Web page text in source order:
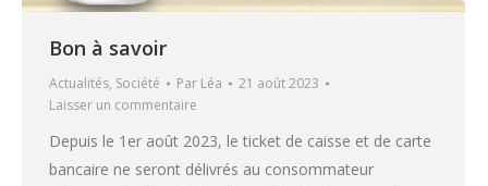
Bon à savoir
Actualités, Société Par Léa
21 août 2023
Laisser un commentaire
Depuis le 1er août 2023, le ticket de caisse et de carte
bancaire ne seront délivrés au consommateur